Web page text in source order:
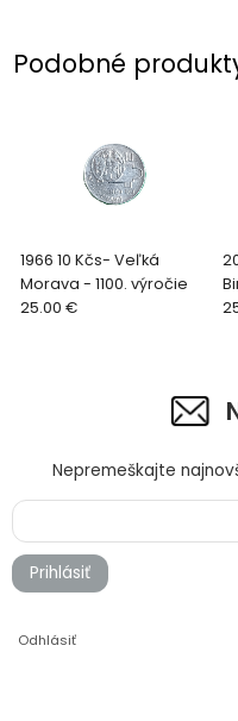
Podobné
1966 10 Kčs- Veľká
Morava - 1100. výročie
25.00 €
Nepremeškajte
Prihlásiť
Odhlásiť